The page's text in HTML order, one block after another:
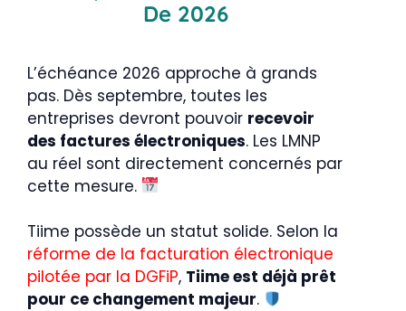
De 2026
L’échéance 2026 approche à grands
pas. Dès septembre, toutes les
entreprises devront pouvoir recevoir
des factures électroniques. Les LMNP
au réel sont directement concernés par
cette mesure.
Tiime possède un statut solide. Selon la
réforme de la facturation électronique
pilotée par la DGFiP, Tiime est déjà prêt
pour ce changement majeur.